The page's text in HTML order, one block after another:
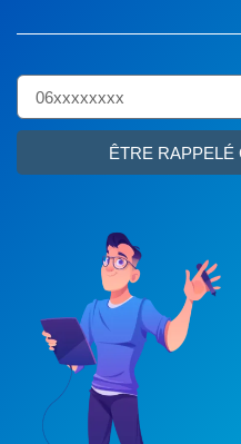
ÊTRE RAPPELÉ